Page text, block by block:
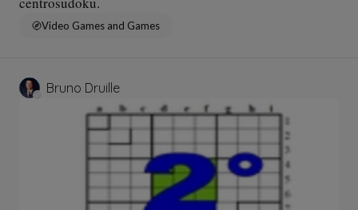
Video Games and Games
Bruno Druille